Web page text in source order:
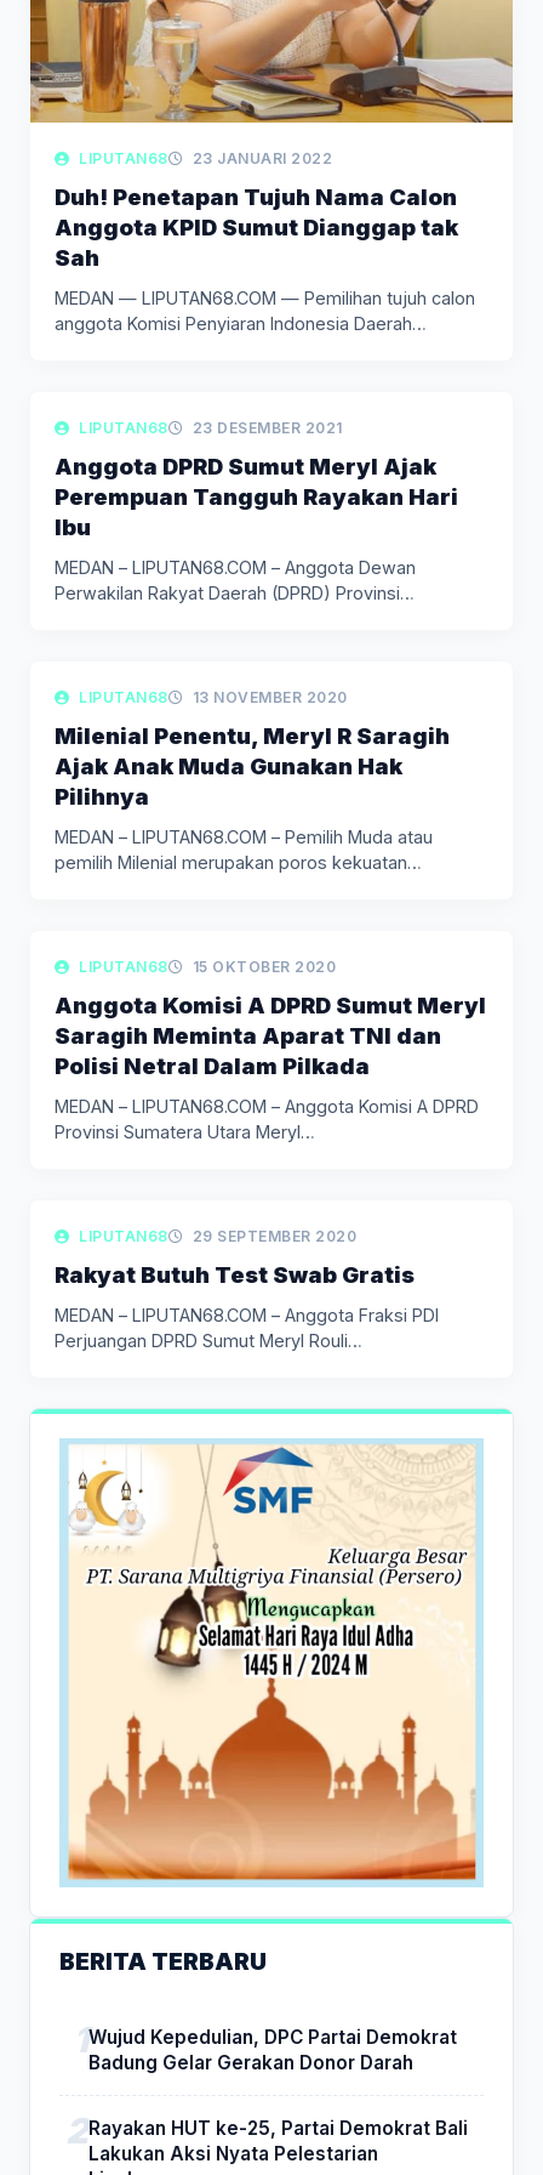
LIPUTAN68 23 JANUARI 2022
Duh! Penetapan Tujuh Nama Calon
Anggota KPID Sumut Dianggap tak
Sah
MEDAN — LIPUTAN68.COM — Pemilihan tujuh calon
anggota Komisi Penyiaran Indonesia Daerah…
LIPUTAN PERISTIWA
LIPUTAN68 23 DESEMBER 2021
Anggota DPRD Sumut Meryl Ajak
Perempuan Tangguh Rayakan Hari
Ibu
MEDAN – LIPUTAN68.COM – Anggota Dewan
Perwakilan Rakyat Daerah (DPRD) Provinsi
LIPUTAN POLITIK
LIPUTAN68 13 NOVEMBER 2020
Milenial Penentu, Meryl R Saragih
Ajak Anak Muda Gunakan Hak
Pilihnya
MEDAN – LIPUTAN68.COM – Pemilih Muda atau
pemilih Milenial merupakan poros kekuatan…
LIPUTAN BERITA
LIPUTAN68 15 OKTOBER 2020
Anggota Komisi A DPRD Sumut Meryl
Saragih Meminta Aparat TNI dan
Polisi Netral Dalam Pilkada
MEDAN – LIPUTAN68.COM – Anggota Komisi A DPRD
Provinsi Sumatera Utara Meryl…
LIPUTAN BERITA
LIPUTAN68 29 SEPTEMBER 2020
Rakyat Butuh Test Swab Gratis
MEDAN – LIPUTAN68.COM – Anggota Fraksi PDI
Perjuangan DPRD Sumut Meryl Rouli…
BERITA TERBARU
Wujud Kepedulian, DPC Partai Demokrat
Badung Gelar Gerakan Donor Darah
Rayakan HUT ke-25, Partai Demokrat Bali
Lakukan Aksi Nyata Pelestarian